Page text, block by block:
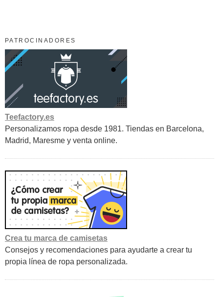
PATROCINADORES
Teefactory.es
Personalizamos ropa desde 1981. Tiendas en Barcelona,
Madrid, Maresme y venta online.
Crea tu marca de camisetas
Consejos y recomendaciones para ayudarte a crear tu
propia línea de ropa personalizada.